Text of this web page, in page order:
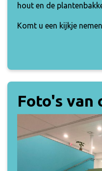
hout en de
Komt u een kijkje
Foto's van